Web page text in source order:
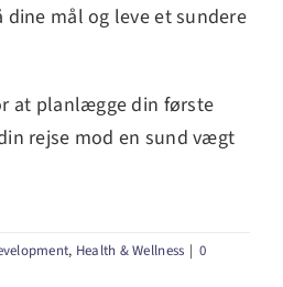
mål og leve et sundere
at planlægge din første
rejse mod en sund vægt
, Health & Wellness | 0